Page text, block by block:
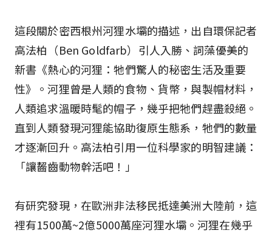
這段關於密西根州河狸水壩的描述，出自環保記者
高法柏（Ben Goldfarb）引人入勝、詞藻優美的
新書《熱心的河狸：牠們驚人的秘密生活及重要
性》。河狸曾是人類的食物、貨幣，與製帽材料，
人類追求溫暖時髦的帽子，幾乎把牠們趕盡殺絕。
直到人類發現河狸能協助復原生態系，牠們的數量
才逐漸回升。高法柏引用一位科學家的明智建議：
「讓齧齒動物幹活吧！」
有研究發現，在歐洲非法移民抵達美洲大陸前，這
裡有1500萬~2億5000萬座河狸水壩。河狸在幾乎